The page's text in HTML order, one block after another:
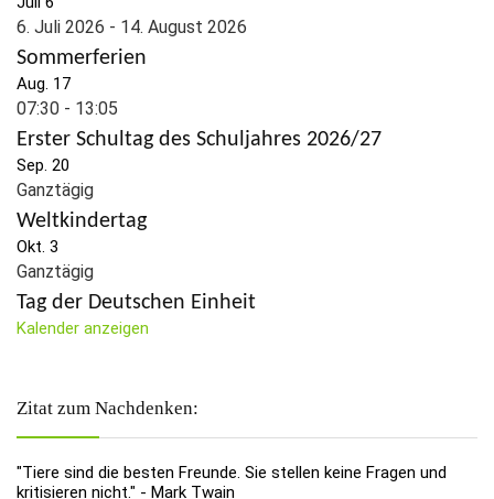
6. Juli 2026 - 14. August 2026
Sommerferien
Aug. 17
07:30 - 13:05
Erster Schultag des Schuljahres 2026/27
Sep. 20
Ganztägig
Weltkindertag
Okt. 3
Ganztägig
Tag der Deutschen Einheit
Kalender anzeigen
Zitat zum Nachdenken:
"Tiere sind die besten Freunde. Sie stellen keine Fragen und
kritisieren nicht." - Mark Twain